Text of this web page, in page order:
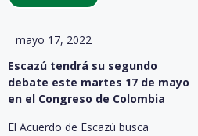
mayo 17, 2022
Escazú tendrá su segundo
debate este martes 17 de mayo
en el Congreso de Colombia
El Acuerdo de Escazú busca